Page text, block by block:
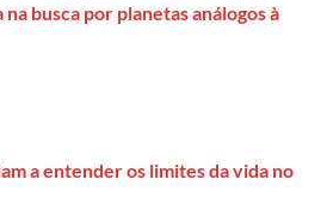
busca por planetas análogos à
a entender os limites da vida no